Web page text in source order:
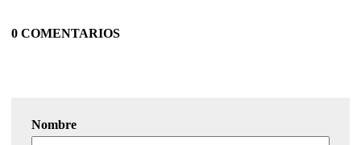
0 COMENTARIOS
Nombre